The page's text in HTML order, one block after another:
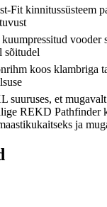
Fit kinnitussüsteem
vooder
sõitudel
koos klambriga
suuruses, et
REKD
ja